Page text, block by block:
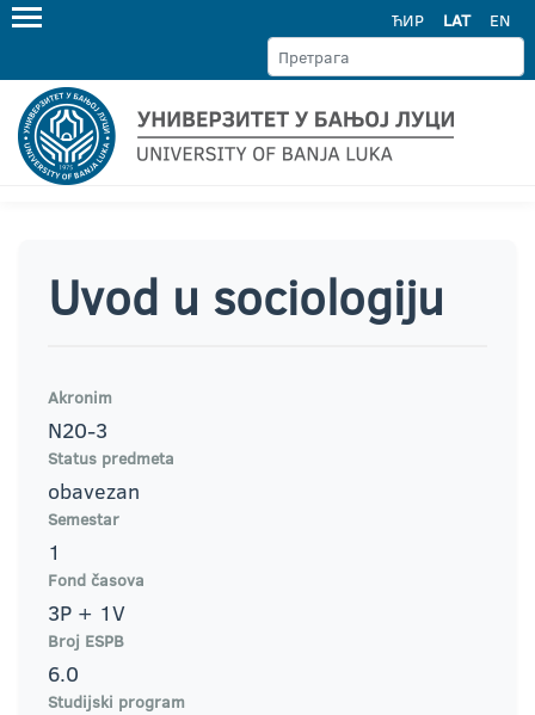
ЋИР LAT EN
Uvod u sociologiju
Akronim
N20-3
Status predmeta
obavezan
Semestar
1
Fond časova
3P + 1V
Broj ESPB
6.0
Studijski program